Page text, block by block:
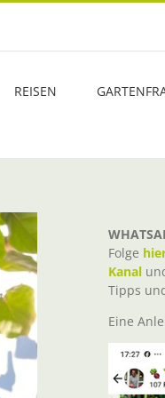
REISEN
Folge
Kanal
Tipps
Eine